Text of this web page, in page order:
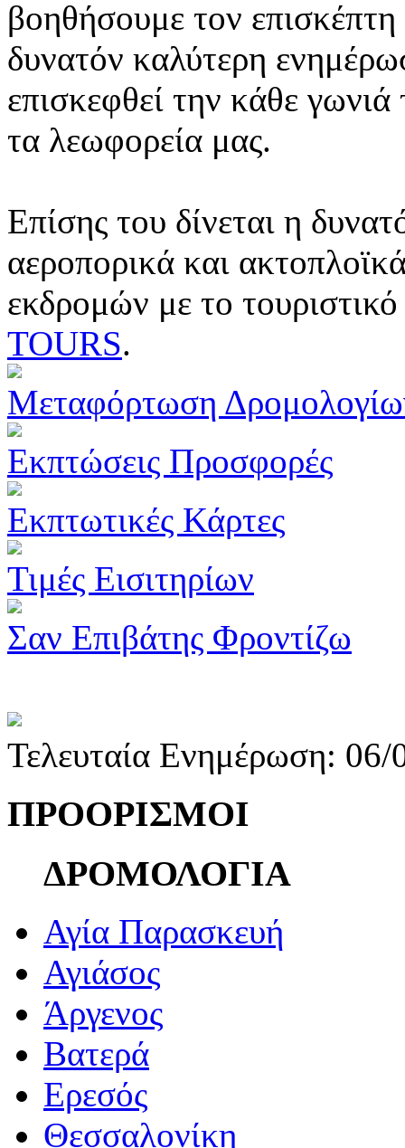
βοηθήσουμε τον
δυνατόν καλύτερη
επισκεφθεί την κάθε
τα λεωφορεία μας.
Επίσης του δίνεται η
αεροπορικά και
εκδρομών με το
TOURS.
Μεταφόρτωση
Εκπτώσεις Προσφορές
Εκπτωτικές Κάρτες
Τιμές Εισιτηρίων
Σαν Επιβάτης Φροντίζω
Τελευταία Ενημέρωση:
ΠΡΟΟΡΙΣΜΟΙ
ΔΡΟΜΟΛΟΓΙΑ
Αγία Παρασκευή
Αγιάσος
Άργενος
Βατερά
Ερεσός
Θεσσαλονίκη